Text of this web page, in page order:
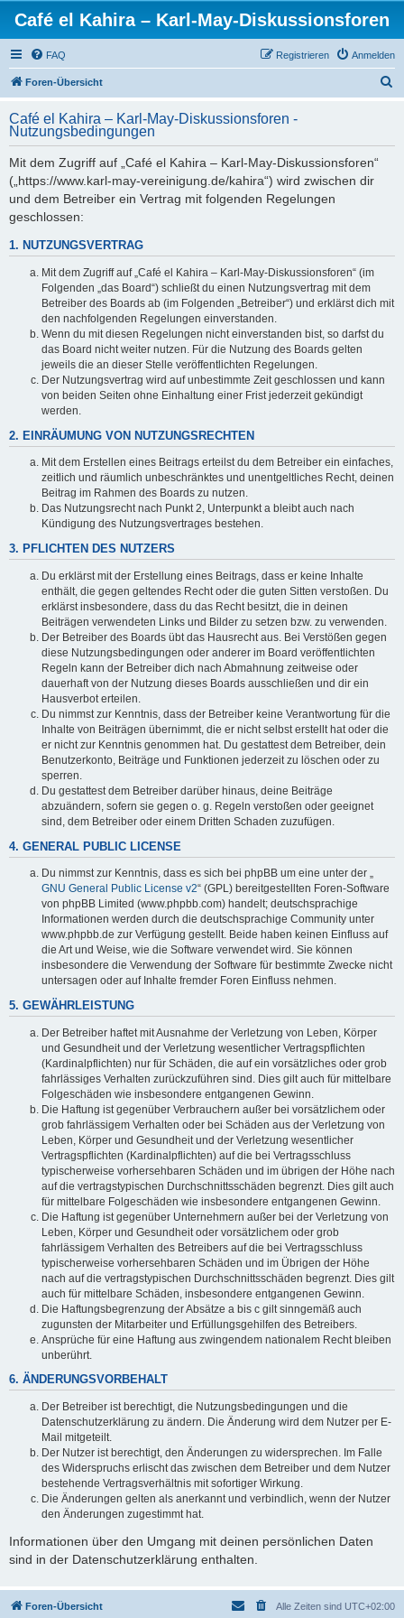
Café el Kahira – Karl-May-Diskussionsforen
FAQ Anmelden
Registrieren
Foren-Übersicht
h
Café el Kahira – Karl-May-Diskussionsforen -
Nutzungsbedingungen
Mit dem Zugriff auf „Café el Kahira – Karl-May-Diskussionsforen“
(„https://www.karl-may-vereinigung.de/kahira“) wird zwischen dir
und dem Betreiber ein Vertrag mit folgenden Regelungen
geschlossen:
1. NUTZUNGSVERTRAG
Mit dem Zugriff auf „Café el Kahira – Karl-May-Diskussionsforen“ (im
Folgenden „das Board“) schließt du einen Nutzungsvertrag mit dem
Betreiber des Boards ab (im Folgenden „Betreiber“) und erklärst dich mit
den nachfolgenden Regelungen einverstanden.
Wenn du mit diesen Regelungen nicht einverstanden bist, so darfst du
das Board nicht weiter nutzen. Für die Nutzung des Boards gelten
jeweils die an dieser Stelle veröffentlichten Regelungen.
Der Nutzungsvertrag wird auf unbestimmte Zeit geschlossen und kann
von beiden Seiten ohne Einhaltung einer Frist jederzeit gekündigt
werden.
2. EINRÄUMUNG VON NUTZUNGSRECHTEN
Mit dem Erstellen eines Beitrags erteilst du dem Betreiber ein einfaches,
zeitlich und räumlich unbeschränktes und unentgeltliches Recht, deinen
Beitrag im Rahmen des Boards zu nutzen.
Das Nutzungsrecht nach Punkt 2, Unterpunkt a bleibt auch nach
Kündigung des Nutzungsvertrages bestehen.
3. PFLICHTEN DES NUTZERS
Du erklärst mit der Erstellung eines Beitrags, dass er keine Inhalte
enthält, die gegen geltendes Recht oder die guten Sitten verstoßen. Du
erklärst insbesondere, dass du das Recht besitzt, die in deinen
Beiträgen verwendeten Links und Bilder zu setzen bzw. zu verwenden.
Der Betreiber des Boards übt das Hausrecht aus. Bei Verstößen gegen
diese Nutzungsbedingungen oder anderer im Board veröffentlichten
Regeln kann der Betreiber dich nach Abmahnung zeitweise oder
dauerhaft von der Nutzung dieses Boards ausschließen und dir ein
Hausverbot erteilen.
Du nimmst zur Kenntnis, dass der Betreiber keine Verantwortung für die
Inhalte von Beiträgen übernimmt, die er nicht selbst erstellt hat oder die
er nicht zur Kenntnis genommen hat. Du gestattest dem Betreiber, dein
Benutzerkonto, Beiträge und Funktionen jederzeit zu löschen oder zu
sperren.
Du gestattest dem Betreiber darüber hinaus, deine Beiträge
abzuändern, sofern sie gegen o. g. Regeln verstoßen oder geeignet
sind, dem Betreiber oder einem Dritten Schaden zuzufügen.
4. GENERAL PUBLIC LICENSE
Du nimmst zur Kenntnis, dass es sich bei phpBB um eine unter der „
GNU General Public License v2“ (GPL) bereitgestellten Foren-Software
von phpBB Limited (www.phpbb.com) handelt; deutschsprachige
Informationen werden durch die deutschsprachige Community unter
www.phpbb.de zur Verfügung gestellt. Beide haben keinen Einfluss auf
die Art und Weise, wie die Software verwendet wird. Sie können
insbesondere die Verwendung der Software für bestimmte Zwecke nicht
untersagen oder auf Inhalte fremder Foren Einfluss nehmen.
5. GEWÄHRLEISTUNG
Der Betreiber haftet mit Ausnahme der Verletzung von Leben, Körper
und Gesundheit und der Verletzung wesentlicher Vertragspflichten
(Kardinalpflichten) nur für Schäden, die auf ein vorsätzliches oder grob
fahrlässiges Verhalten zurückzuführen sind. Dies gilt auch für mittelbare
Folgeschäden wie insbesondere entgangenen Gewinn.
Die Haftung ist gegenüber Verbrauchern außer bei vorsätzlichem oder
grob fahrlässigem Verhalten oder bei Schäden aus der Verletzung von
Leben, Körper und Gesundheit und der Verletzung wesentlicher
Vertragspflichten (Kardinalpflichten) auf die bei Vertragsschluss
typischerweise vorhersehbaren Schäden und im übrigen der Höhe nach
auf die vertragstypischen Durchschnittsschäden begrenzt. Dies gilt auch
für mittelbare Folgeschäden wie insbesondere entgangenen Gewinn.
Die Haftung ist gegenüber Unternehmern außer bei der Verletzung von
Leben, Körper und Gesundheit oder vorsätzlichem oder grob
fahrlässigem Verhalten des Betreibers auf die bei Vertragsschluss
typischerweise vorhersehbaren Schäden und im Übrigen der Höhe
nach auf die vertragstypischen Durchschnittsschäden begrenzt. Dies gilt
auch für mittelbare Schäden, insbesondere entgangenen Gewinn.
Die Haftungsbegrenzung der Absätze a bis c gilt sinngemäß auch
zugunsten der Mitarbeiter und Erfüllungsgehilfen des Betreibers.
Ansprüche für eine Haftung aus zwingendem nationalem Recht bleiben
unberührt.
6. ÄNDERUNGSVORBEHALT
Der Betreiber ist berechtigt, die Nutzungsbedingungen und die
Datenschutzerklärung zu ändern. Die Änderung wird dem Nutzer per E-
Mail mitgeteilt.
Der Nutzer ist berechtigt, den Änderungen zu widersprechen. Im Falle
des Widerspruchs erlischt das zwischen dem Betreiber und dem Nutzer
bestehende Vertragsverhältnis mit sofortiger Wirkung.
Die Änderungen gelten als anerkannt und verbindlich, wenn der Nutzer
den Änderungen zugestimmt hat.
Informationen über den Umgang mit deinen persönlichen Daten
sind in der Datenschutzerklärung enthalten.
Foren-Übersicht Alle Zeiten sind UTC+02:00